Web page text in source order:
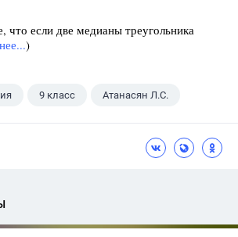
что если две медианы треугольника
)
9 класс Атанасян Л.С.